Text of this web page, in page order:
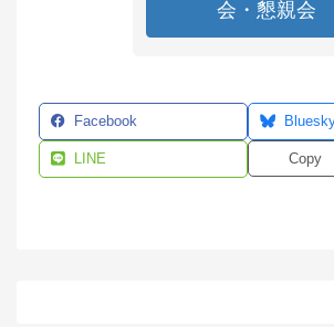
会・懇親会
Facebook
LINE Copy